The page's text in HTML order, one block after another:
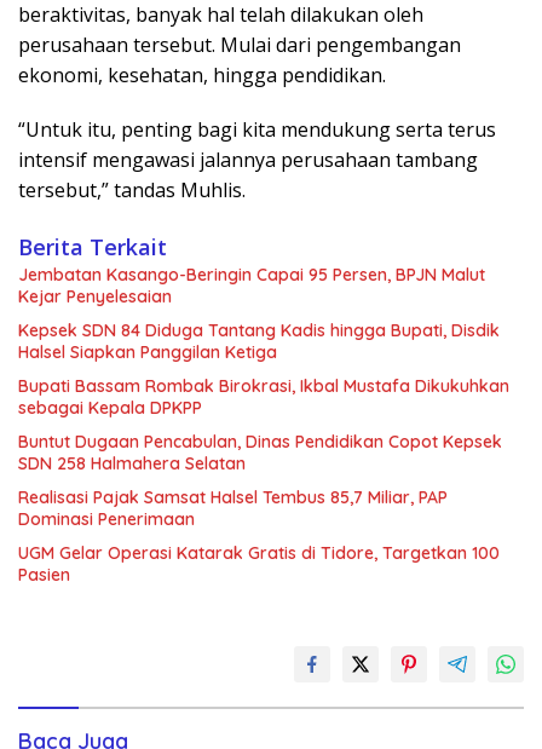
beraktivitas, banyak hal telah dilakukan oleh
perusahaan tersebut. Mulai dari pengembangan
ekonomi, kesehatan, hingga pendidikan.
“Untuk itu, penting bagi kita mendukung serta terus
intensif mengawasi jalannya perusahaan tambang
tersebut,” tandas Muhlis.
Berita Terkait
Jembatan Kasango-Beringin Capai 95 Persen, BPJN Malut
Kejar Penyelesaian
Kepsek SDN 84 Diduga Tantang Kadis hingga Bupati, Disdik
Halsel Siapkan Panggilan Ketiga
Bupati Bassam Rombak Birokrasi, Ikbal Mustafa Dikukuhkan
sebagai Kepala DPKPP
Buntut Dugaan Pencabulan, Dinas Pendidikan Copot Kepsek
SDN 258 Halmahera Selatan
Realisasi Pajak Samsat Halsel Tembus 85,7 Miliar, PAP
Dominasi Penerimaan
UGM Gelar Operasi Katarak Gratis di Tidore, Targetkan 100
Pasien
Baca Juga